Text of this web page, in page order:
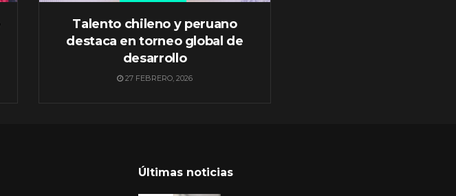
Talento chileno y peruano
destaca en torneo global de
desarrollo
27 FEBRERO, 2026
Últimas noticias